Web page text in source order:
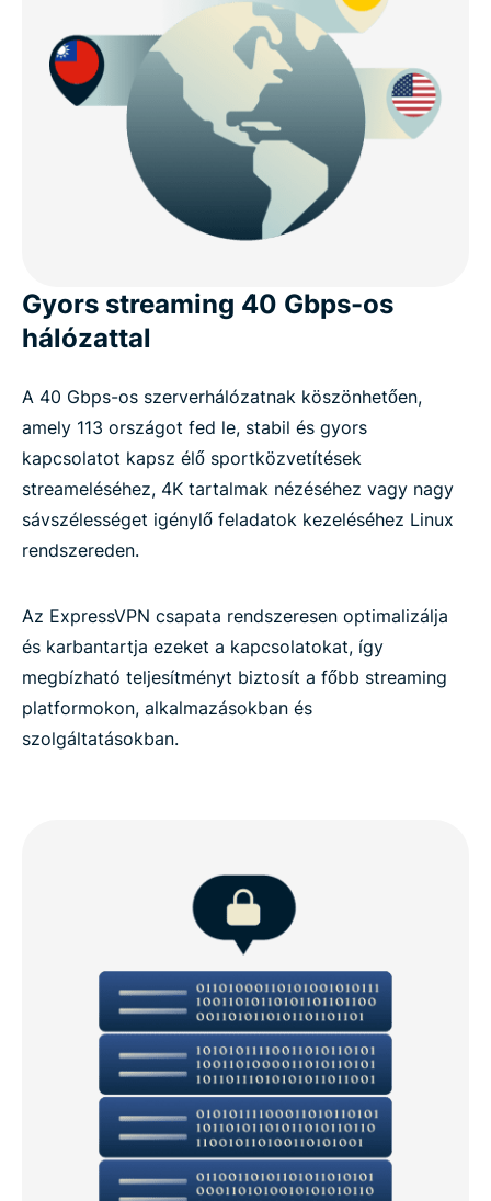
Gyors streaming 40 Gbps-os
hálózattal
A 40 Gbps-os szerverhálózatnak köszönhetően,
amely 113 országot fed le, stabil és gyors
kapcsolatot kapsz élő sportközvetítések
streameléséhez, 4K tartalmak nézéséhez vagy nagy
sávszélességet igénylő feladatok kezeléséhez Linux
rendszereden.
Az ExpressVPN csapata rendszeresen optimalizálja
és karbantartja ezeket a kapcsolatokat, így
megbízható teljesítményt biztosít a főbb streaming
platformokon, alkalmazásokban és
szolgáltatásokban.